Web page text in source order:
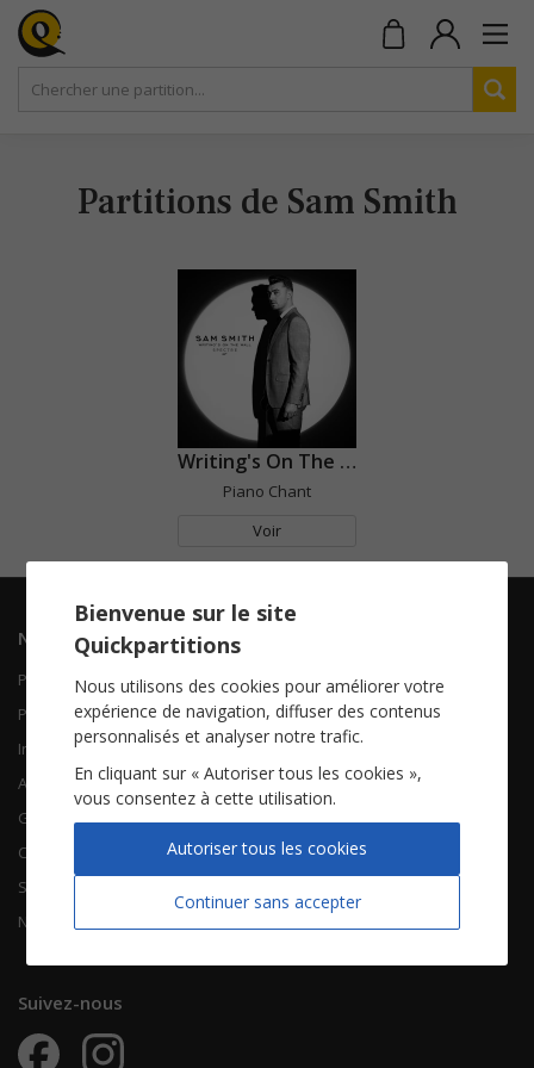
Partitions de Sam Smith
Writing's On The Wall
Piano Chant
Voir
Navigation
Piano Chant
Piano Solo
Instruments solistes
Accordéon
Guitare
Chorales
Songbooks
Nouvelles partitions
Contactez-nous
Qui sommes-nous
FAQ
À propos
CGV
Mentions légales
Vie privée
Suivez-nous
Bienvenue sur le site
Quickpartitions
Nous utilisons des cookies pour améliorer votre
expérience de navigation, diffuser des contenus
personnalisés et analyser notre trafic.
En cliquant sur « Autoriser tous les cookies »,
vous consentez à cette utilisation.
Continuer sans accepter
Autoriser tous les cookies